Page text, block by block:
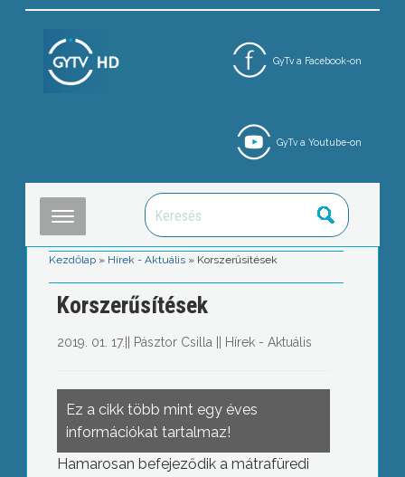
GyTv a Facebook-on
GyTv a Youtube-on
Kezdőlap » Hírek - Aktuális » Korszerűsítések
Korszerűsítések
2019. 01. 17. Pásztor Csilla Hírek - Aktuális
Ez a cikk több mint egy éves
információkat tartalmaz!
Hamarosan befejeződik a mátrafüredi